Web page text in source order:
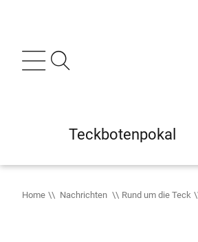
Teckbotenpokal
Home Nachrichten Rund um die Teck